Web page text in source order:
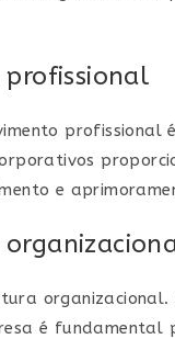
profissional
e
organizacional.
é fundamental